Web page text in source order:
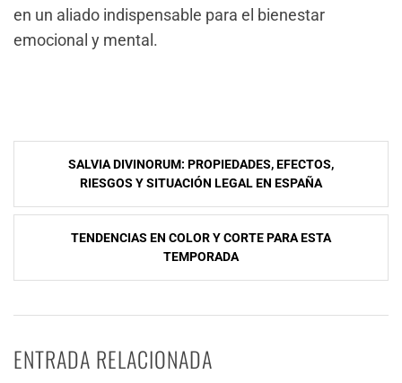
en un aliado indispensable para el bienestar
emocional y mental.
Navegación
entradas
SALVIA DIVINORUM: PROPIEDADES, EFECTOS,
RIESGOS Y SITUACIÓN LEGAL EN ESPAÑA
TENDENCIAS EN COLOR Y CORTE PARA ESTA
TEMPORADA
ENTRADA RELACIONADA